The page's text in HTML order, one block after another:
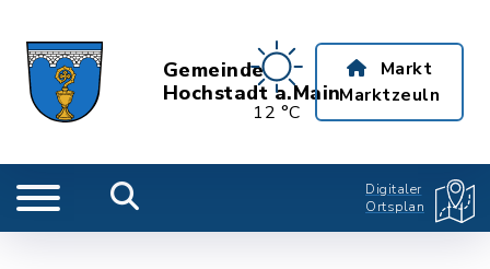
Gemeinde
Hochstadt a.Main
12 °C
Markt
Marktzeuln
Digitaler
Ortsplan